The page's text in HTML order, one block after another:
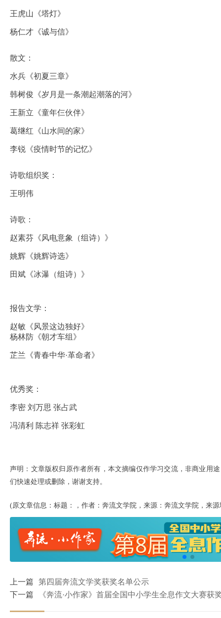
王虎山《塔灯》
杨仁才《诚与信》
散文：
水兵《初夏三章》
韩树俊《岁月是一条潮起潮落的河》
王新立《童年仨伙伴》
葛继红《山水间的家》
李锐《疫情时节的记忆》
诗歌组织奖：
王明伟
诗歌：
赵素芬《风电意象（组诗）》
姚辉《姚辉诗选》
田斌《冰瀑（组诗）》
报告文学：
赵敏《风景这边独好》
杨林防《朝才车组》
芷兰《青春中华·革命者》
优秀奖：
李密 刘万思 张占武
冯清利 陈志祥 张彩虹
声明：文章版权归原作者所有，本文摘编仅作学习交流，非商业用
们快速处理或删除，谢谢支持。
(原文章信息：标题：，作者：奔流文学院，来源：奔流文学院，来
上一篇
第四届奔流文学奖获奖名单公示
下一篇
《奔流·小作家》首届全国中小学生全息作文大赛获